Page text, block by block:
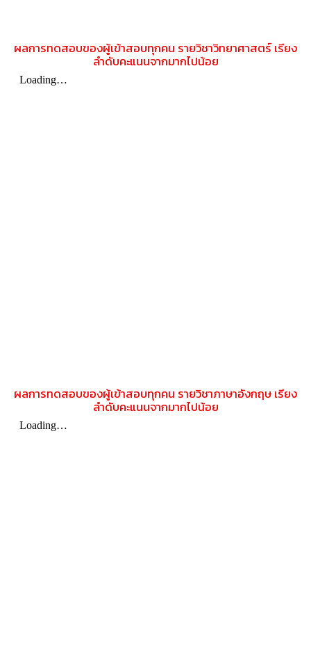
ผลการทดสอบของผู้เข้าสอบทุกคน รายวิชาวิทยาศาสตร์ เรียง
ลำดับคะแนนจากมากไปน้อย
ผลการทดสอบของผู้เข้าสอบทุกคน รายวิชาภาษาอังกฤษ เรียง
ลำดับคะแนนจากมากไปน้อย